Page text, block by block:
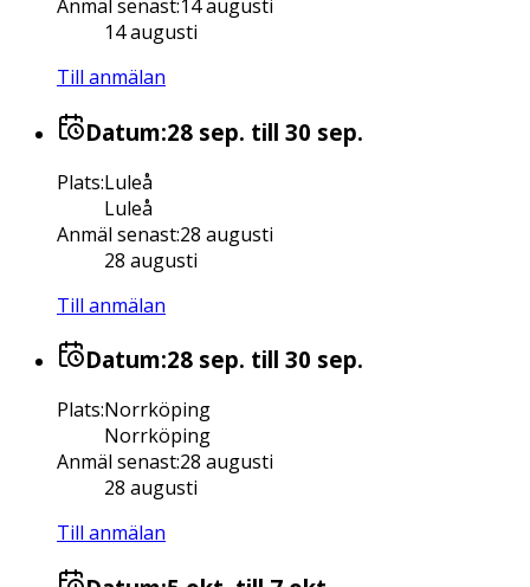
Anmäl senast:14 augusti
14 augusti
Till anmälan
Datum:28 sep. till 30 sep.
Plats:Luleå
Luleå
Anmäl senast:28 augusti
28 augusti
Till anmälan
Datum:28 sep. till 30 sep.
Plats:Norrköping
Norrköping
Anmäl senast:28 augusti
28 augusti
Till anmälan